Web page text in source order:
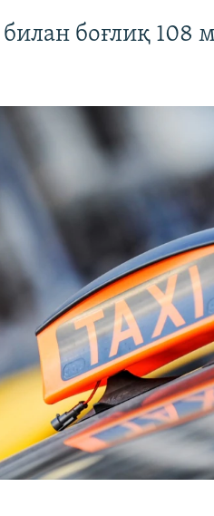
боғлиқ 108